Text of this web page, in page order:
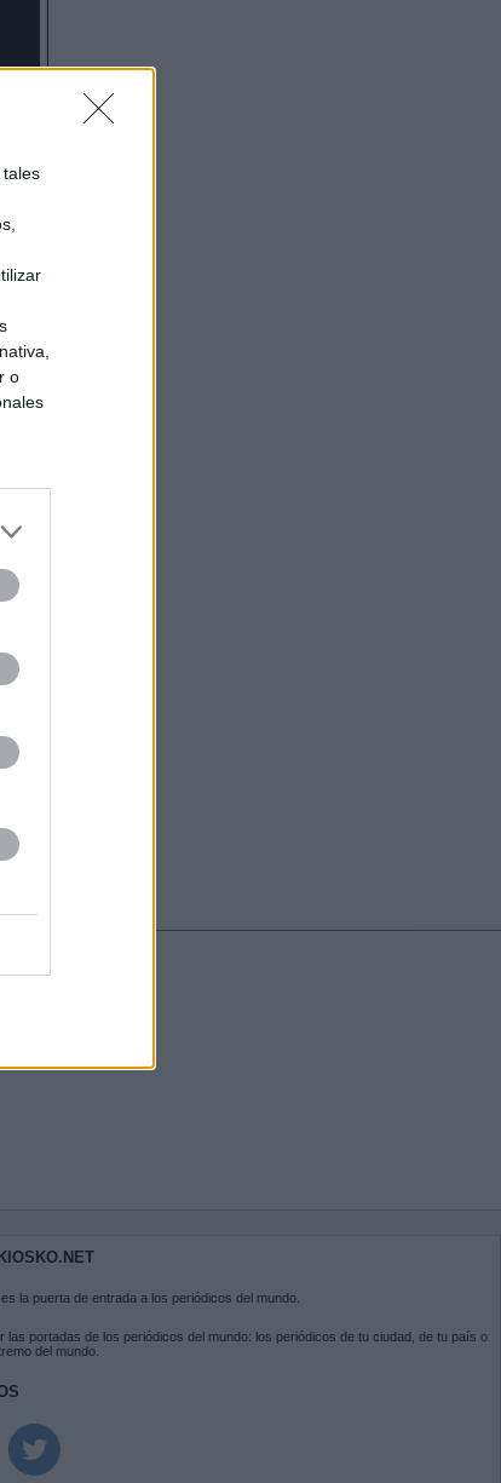
o
es la puerta de entrada a los periódicos del mundo.
las portadas de los periódicos del mundo: los periódicos de tu ciudad, de tu país o
del mundo.